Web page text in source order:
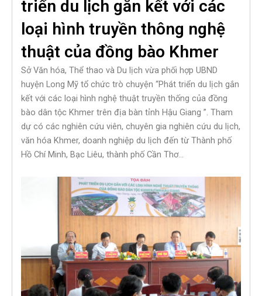
triển du lịch gắn kết với các
loại hình truyền thông nghệ
thuật của đồng bào Khmer
Sở Văn hóa, Thể thao và Du lịch vừa phối hợp UBND
huyện Long Mỹ tổ chức trò chuyện “Phát triển du lịch gắn
kết với các loại hình nghệ thuật truyền thống của đồng
bào dân tộc Khmer trên địa bàn tỉnh Hậu Giang ”. Tham
dự có các nghiên cứu viên, chuyên gia nghiên cứu du lịch,
văn hóa Khmer, doanh nghiệp du lịch đến từ Thành phố
Hồ Chí Minh, Bạc Liêu, thành phố Cần Thơ…